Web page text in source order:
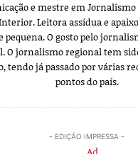
e mestre em
Leitora assídua e
pequena. O gosto pelo
O jornalismo regional tem
tendo já passado por várias
pontos do país.
- EDIÇÃO IMPRESSA -